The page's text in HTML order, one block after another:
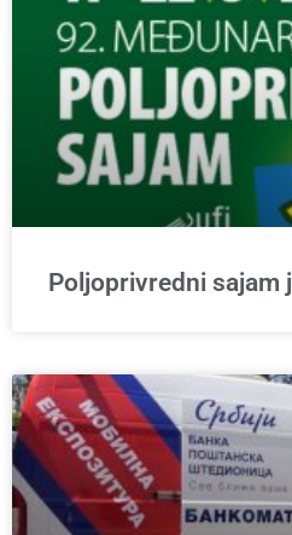
Poljoprivredni sajam